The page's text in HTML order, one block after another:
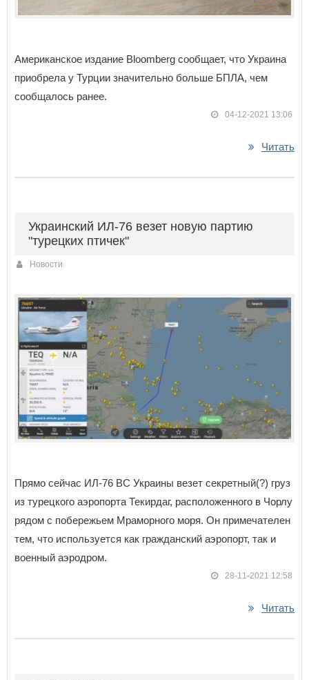
Американское издание Bloomberg сообщает, что Украина
приобрела у Турции значительно больше БПЛА, чем
сообщалось ранее.
04-12-2021 13:06
Читать
Украинский ИЛ-76 везет новую партию
"турецких птичек"
Новости
Прямо сейчас ИЛ-76 ВС Украины везет секретный(?) груз
из турецкого аэропорта Текирдаг, расположенного в Чорлу
рядом с побережьем Мраморного моря. Он примечателен
тем, что используется как гражданский аэропорт, так и
военный аэродром.
28-11-2021 12:58
Читать